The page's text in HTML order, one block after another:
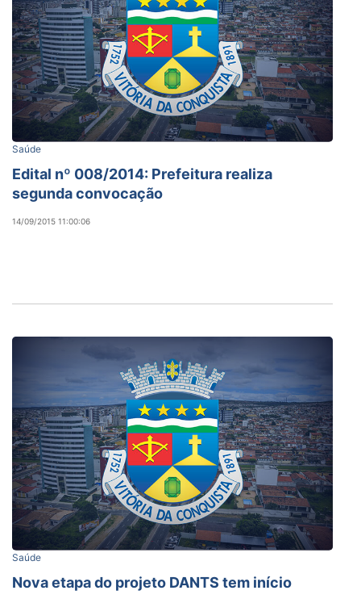
Saúde
Edital nº 008/2014: Prefeitura realiza
segunda convocação
14/09/2015 11:00:06
Saúde
Nova etapa do projeto DANTS tem início